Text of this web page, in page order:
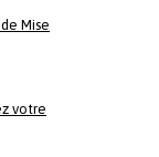
Mise
votre